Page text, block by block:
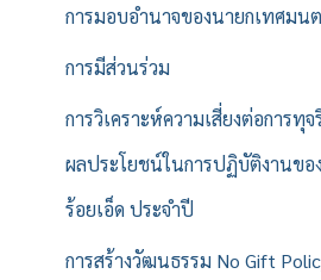
การมอบอำนาจของนายกเทศมน
การมีส่วนร่วม
การวิเคราะห์ความเสี่ยงต่อการทุ
ผลประโยชน์ในการปฏิบัติงานขอ
ร้อยเอ็ด ประจำปี
การสร้างวัฒนธรรม No Gift